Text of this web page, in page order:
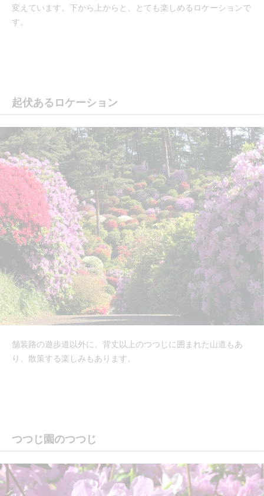
変えています。下から上からと、とても楽しめるロケーションで
す。
起伏あるロケーション
舗装路の遊歩道以外に、背丈以上のつつじに囲まれた山道もあ
り、散策する楽しみもあります。
つつじ園のつつじ